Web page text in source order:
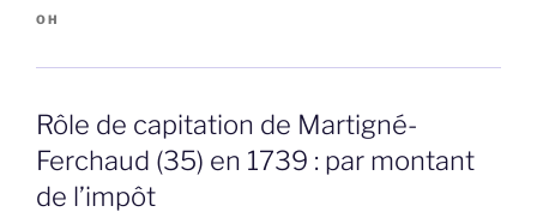
OH
Rôle de capitation de Martigné-
Ferchaud (35) en 1739 : par montant
de l’impôt